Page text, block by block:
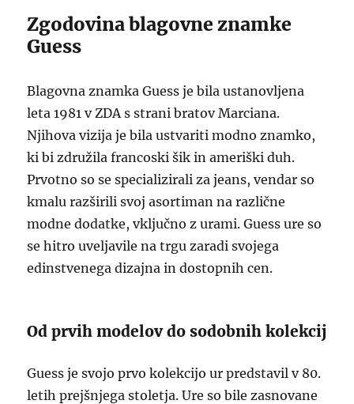
Zgodovina blagovne znamke
Guess
Blagovna znamka Guess je bila ustanovljena
leta 1981 v ZDA s strani bratov Marciana.
Njihova vizija je bila ustvariti modno znamko,
ki bi združila francoski šik in ameriški duh.
Prvotno so se specializirali za jeans, vendar so
kmalu razširili svoj asortiman na različne
modne dodatke, vključno z urami. Guess ure so
se hitro uveljavile na trgu zaradi svojega
edinstvenega dizajna in dostopnih cen.
Od prvih modelov do sodobnih kolekcij
Guess je svojo prvo kolekcijo ur predstavil v 80.
letih prejšnjega stoletja. Ure so bile zasnovane